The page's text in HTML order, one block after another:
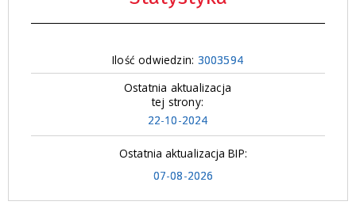
Ilość odwiedzin: 3003594
Ostatnia aktualizacja
tej strony:
22-10-2024
Ostatnia aktualizacja BIP:
07-08-2026